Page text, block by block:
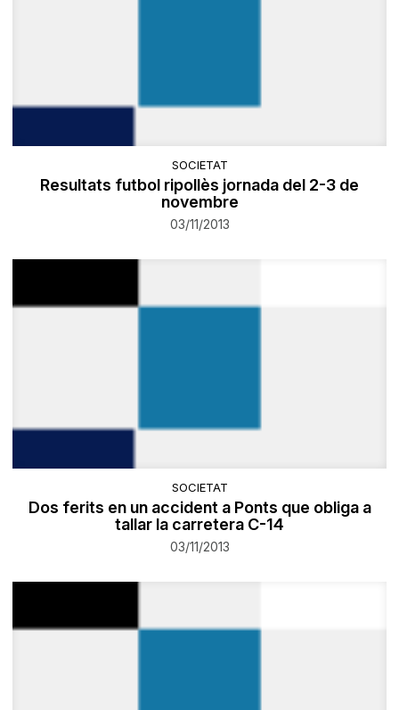
SOCIETAT
Resultats futbol ripollès jornada del 2-3 de
novembre
03/11/2013
SOCIETAT
Dos ferits en un accident a Ponts que obliga a
tallar la carretera C-14
03/11/2013